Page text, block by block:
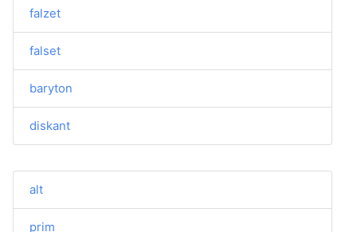
falzet
falset
baryton
diskant
alt
prim